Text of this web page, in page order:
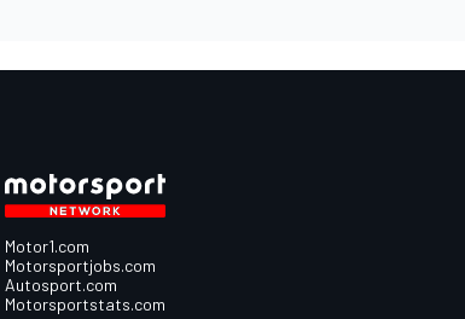
Motor1.com
Motorsportjobs.com
Autosport.com
Motorsportstats.com